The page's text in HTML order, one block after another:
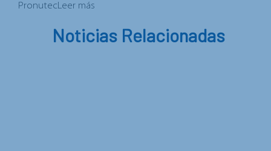
PronutecLeer más
Noticias Relacionadas